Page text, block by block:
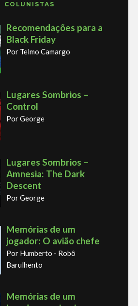
COLUNISTAS
Recomendações para a
Black Friday
Por Telmo Camargo
Lugares Sombrios –
Control
Por George
Lugares Sombrios –
Amnesia: The Dark
Descent
Por George
Memórias de um
jogador: O avião chefe
Por Humberto - Robô
Barulhento
Memórias de um